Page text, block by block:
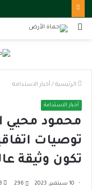
بحث
الرئيسية / أخبار الاستدامة
أخبار الاستدامة
محمود محيي
توصيات
تكون وثيقة
10 سبتمبر، 2023 296